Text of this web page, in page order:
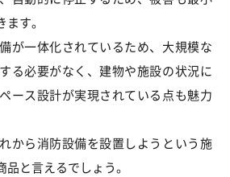
す。
が一体化されているため、大規模な
る必要がなく、建物や施設の状況に
ース設計が実現されている点も魅力
から消防設備を設置しようという施
と言えるでしょう。